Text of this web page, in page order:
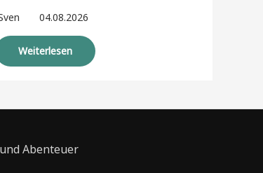
04.08.2026
Weiterlesen
Abenteuer